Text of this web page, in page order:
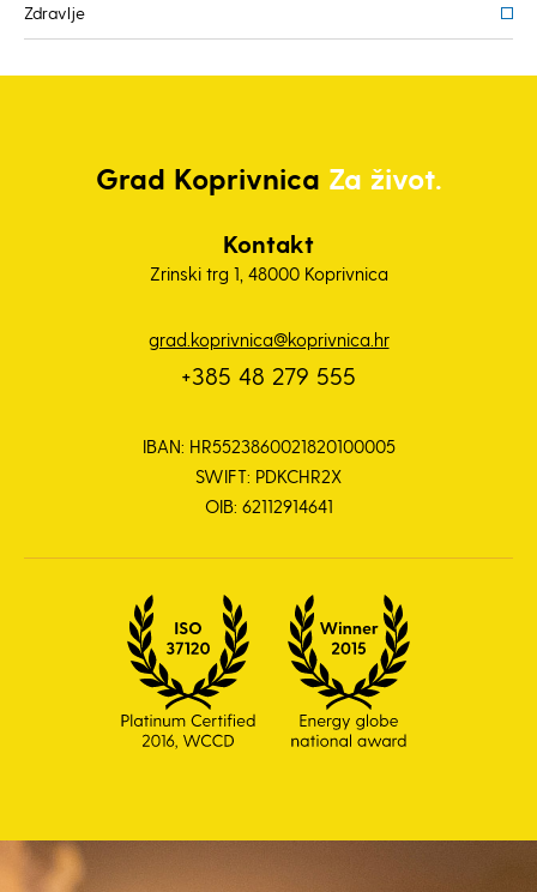
Zdravlje
Grad Koprivnica Za život.
Kontakt
Zrinski trg 1, 48000 Koprivnica
grad.koprivnica@koprivnica.hr
+385 48 279 555
IBAN: HR5523860021820100005
SWIFT: PDKCHR2X
OIB: 62112914641